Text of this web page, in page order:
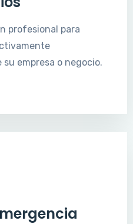
profesional para
empresa o negocio.